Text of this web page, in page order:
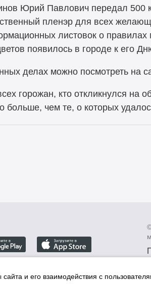
Юрий Павлович передал 500
пленэр для всех
листовок о
появилось в городе к его
делах можно посмотреть на
горожан, кто откликнулся
больше, чем те, о которых
и его взаимодействия с